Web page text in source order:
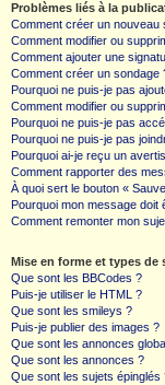
Problèmes liés à la
Comment créer un nouveau
Comment modifier ou
Comment ajouter une
Comment créer un sondage
Pourquoi ne puis-je pas
Comment modifier ou
Pourquoi ne puis-je pas
Pourquoi ne puis-je pas
Pourquoi ai-je reçu un
Comment rapporter des
À quoi sert le bouton «
Pourquoi mon message doit
Comment remonter mon
Mise en forme et types de
Que sont les BBCodes ?
Puis-je utiliser le HTML ?
Que sont les smileys ?
Puis-je publier des images ?
Que sont les annonces
Que sont les annonces ?
Que sont les sujets épinglés